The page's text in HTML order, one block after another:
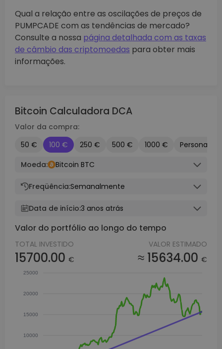
Qual a relação entre as oscilações de preços de
PUMPCADE com as tendências de mercado?
Consulte a nossa página detalhada com as taxas
de câmbio das criptomoedas para obter mais
informações.
Bitcoin Calculadora DCA
Valor da compra:
50 €
100 € 250 € 500 € 1000 €
Moeda:
Bitcoin BTC
Freqüência:Semanalmente
Data de início:3 anos atrás
Valor do portfólio ao longo do tempo
TOTAL INVESTIDO
15700.00 €
VALOR ESTIMADO
≈ 15634.00 €
25000
20000
15000
10000